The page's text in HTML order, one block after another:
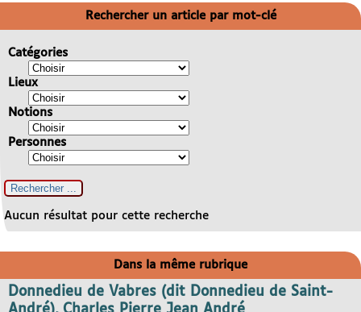
Rechercher un article par mot-clé
Catégories
Lieux
Notions
Personnes
Aucun résultat pour cette recherche
Dans la même rubrique
Donnedieu de Vabres (dit Donnedieu de Saint-